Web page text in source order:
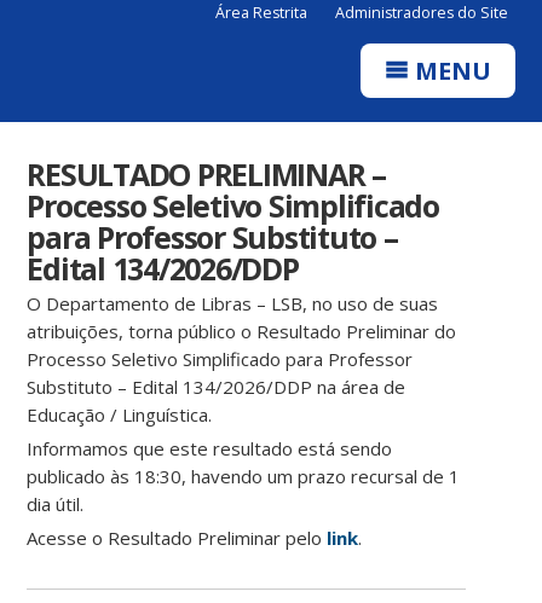
Área Restrita Administradores do Site
MENU
RESULTADO PRELIMINAR –
Processo Seletivo Simplificado
para Professor Substituto –
Edital 134/2026/DDP
O Departamento de Libras – LSB, no uso de suas
atribuições, torna público o Resultado Preliminar do
Processo Seletivo Simplificado para Professor
Substituto – Edital 134/2026/DDP na área de
Educação / Linguística.
Informamos que este resultado está sendo
publicado às 18:30, havendo um prazo recursal de 1
dia útil.
Acesse o Resultado Preliminar pelo link.